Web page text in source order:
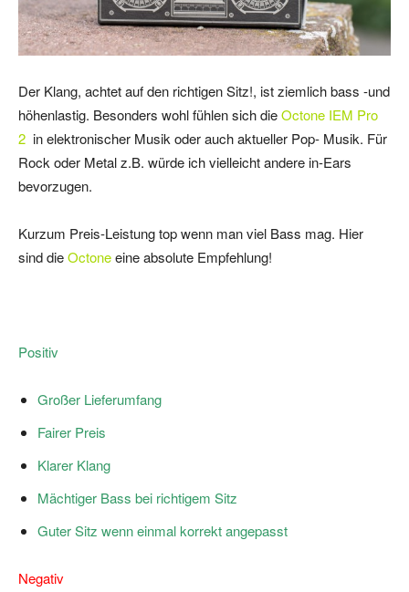
Der Klang, achtet auf den richtigen Sitz!, ist ziemlich bass -und
höhenlastig. Besonders wohl fühlen sich dieOctone IEM Pro
2 in elektronischer Musik oder auch aktueller Pop- Musik. Für
Rock oder Metal z.B. würde ich vielleicht andere in-Ears
bevorzugen.
Kurzum Preis-Leistung top wenn man viel Bass mag. Hier
sind dieOctoneeine absolute Empfehlung!
Positiv
Großer Lieferumfang
Fairer Preis
Klarer Klang
Mächtiger Bass bei richtigem Sitz
Guter Sitz wenn einmal korrekt angepasst
Negativ